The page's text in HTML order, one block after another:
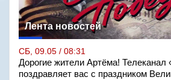
Лента новостей
СБ, 09.05 / 08:31
Дорогие жители Артёма! Телеканал
поздравляет вас с праздником